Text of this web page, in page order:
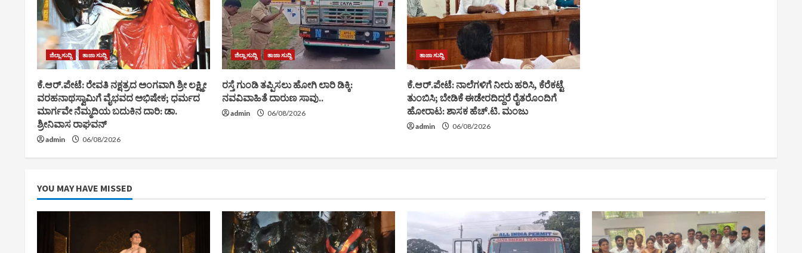
ಜಿಲ್ಲಾ ಸುದ್ದಿ ತಾಜಾ ಸುದ್ದಿ
ಕೆ.ಆರ್.ಪೇಟೆ: ರೇವತಿ ನಕ್ಷತ್ರದ ಅಂಗವಾಗಿ ಶ್ರೀ ಲಕ್ಷ್ಮೀ
ವರಹನಾಥಸ್ವಾಮಿಗೆ ವೈಭವದ ಅಭಿಷೇಕ; ಧರ್ಮದ
ಮಾರ್ಗವೇ ನೆಮ್ಮದಿಯ ಬದುಕಿನ ದಾರಿ: ಡಾ.
ಶ್ರೀನಿವಾಸ ರಾಘವನ್
admin 06/08/2026
ಜಿಲ್ಲಾ ಸುದ್ದಿ ತಾಜಾ ಸುದ್ದಿ
ರಸ್ತೆ ಗುಂಡಿ ತಪ್ಪಿಸಲು ಹೋಗಿ ಲಾರಿ ಡಿಕ್ಕಿ:
ನವವಿವಾಹಿತೆ ದಾರುಣ ಸಾವು..
admin 06/08/2026
ತಾಜಾ ಸುದ್ದಿ
ಕೆ.ಆರ್.ಪೇಟೆ: ನಾಲೆಗಳಿಗೆ ನೀರು ಹರಿಸಿ, ಕೆರೆಕಟ್ಟೆ
ತುಂಬಿಸಿ; ಬೇಡಿಕೆ ಈಡೇರದಿದ್ದರೆ ರೈತರೊಂದಿಗೆ
ಹೋರಾಟ: ಶಾಸಕ ಹೆಚ್.ಟಿ. ಮಂಜು
admin 06/08/2026
YOU MAY HAVE MISSED